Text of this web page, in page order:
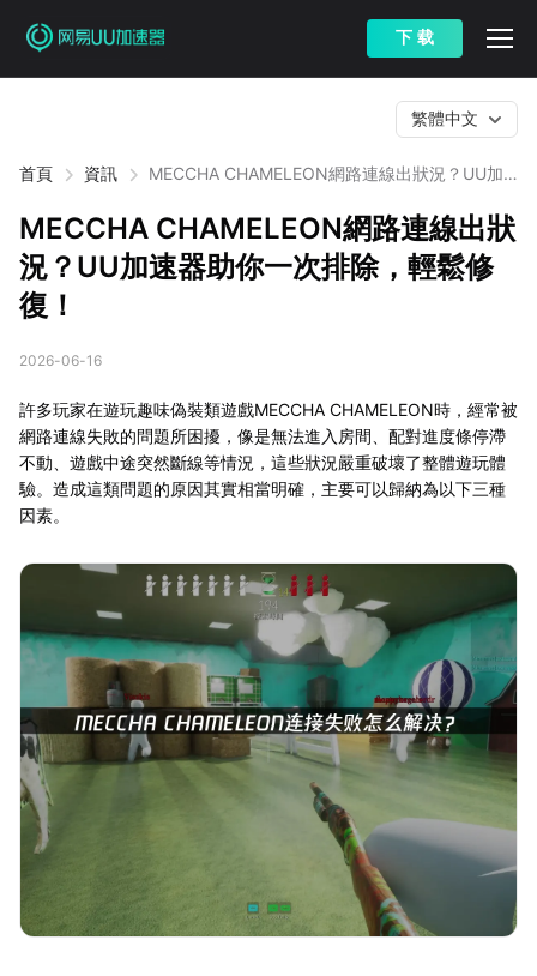
下 载
首頁 資訊
MECCHA CHAMELEON網路連線出狀況？UU加
繁體中文
MECCHA CHAMELEON網路連線出狀
況？UU加速器助你一次排除，輕鬆修
復！
2026-06-16
許多玩家在遊玩趣味偽裝類遊戲MECCHA CHAMELEON時，經常被
網路連線失敗的問題所困擾，像是無法進入房間、配對進度條停滯
不動、遊戲中途突然斷線等情況，這些狀況嚴重破壞了整體遊玩體
驗。造成這類問題的原因其實相當明確，主要可以歸納為以下三種
因素。